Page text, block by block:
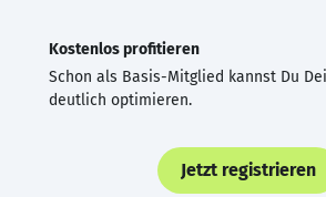
Kostenlos profitieren
Schon als Basis-Mitglied kannst Du
deutlich optimieren.
Jetzt registrieren